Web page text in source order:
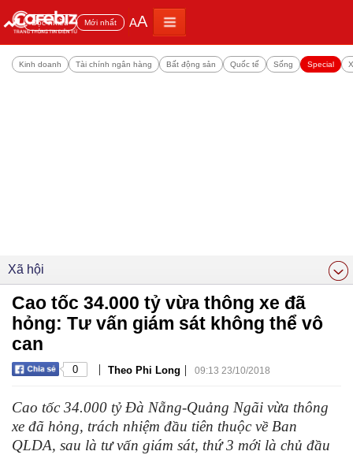
Đọc nhiều Mới nhất AA
Kinh doanh Tài chính ngân hàng Bất động sản Quốc tế Sống Special
Xã hội
Cao tốc 34.000 tỷ vừa thông xe đã
hỏng: Tư vấn giám sát không thể vô
can
0 | Theo Phi Long | 09:13 23/10/2018
Cao tốc 34.000 tỷ Đà Nẵng-Quảng Ngãi vừa thông
xe đã hỏng, trách nhiệm đầu tiên thuộc về Ban
QLDA, sau là tư vấn giám sát, thứ 3 mới là chủ đầu